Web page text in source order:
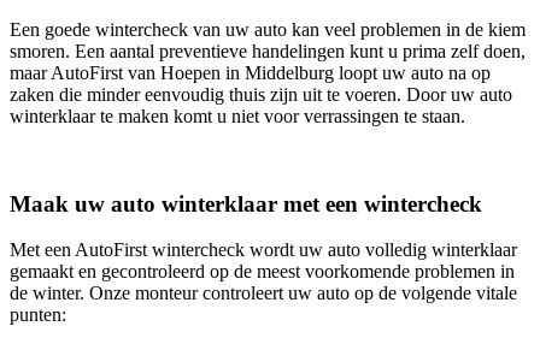
Een goede wintercheck van uw auto kan veel problemen in de kiem
smoren. Een aantal preventieve handelingen kunt u prima zelf doen,
maar AutoFirst van Hoepen in Middelburg loopt uw auto na op
zaken die minder eenvoudig thuis zijn uit te voeren. Door uw auto
winterklaar te maken komt u niet voor verrassingen te staan.
Maak uw auto winterklaar met een wintercheck
Met een AutoFirst wintercheck wordt uw auto volledig winterklaar
gemaakt en gecontroleerd op de meest voorkomende problemen in
de winter. Onze monteur controleert uw auto op de volgende vitale
punten: